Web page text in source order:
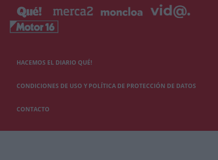
HACEMOS EL DIARIO QUÉ!
CONDICIONES DE USO Y POLÍTICA DE PROTECCIÓN DE DATOS
CONTACTO